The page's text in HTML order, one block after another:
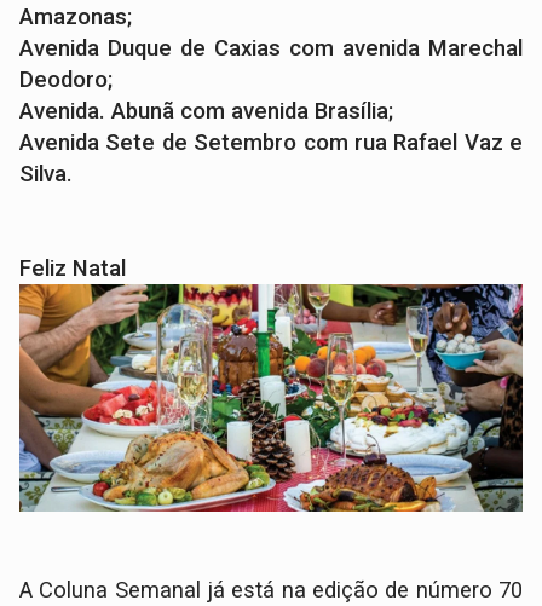
Amazonas;
Avenida Duque de Caxias com avenida Marechal
Deodoro;
Avenida. Abunã com avenida Brasília;
Avenida Sete de Setembro com rua Rafael Vaz e
Silva.
Feliz Natal
A Coluna Semanal já está na edição de número 70